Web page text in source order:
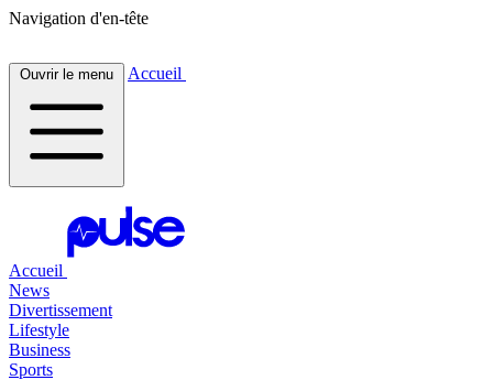
Navigation d'en-tête
Ouvrir le menu Accueil
Accueil
News
Divertissement
Lifestyle
Business
Sports